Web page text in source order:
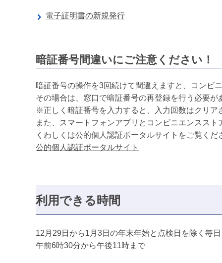
電子証明書の新規発行
暗証番号間違いにご注意ください！
暗証番号の操作を3回続けて間違えますと、コンビ
その場合は、窓口で暗証番号の再登録を行う必要
※正しく暗証番号を入力すると、入力回数はクリ
また、スマートフォンアプリとコンビニエンスス
くわしくは公的個人認証ポータルサイトをご覧くだ
公的個人認証ポータルサイト
利用できる時間
12月29日から1月3日の年末年始と点検日を除く毎日
午前6時30分から午後11時まで